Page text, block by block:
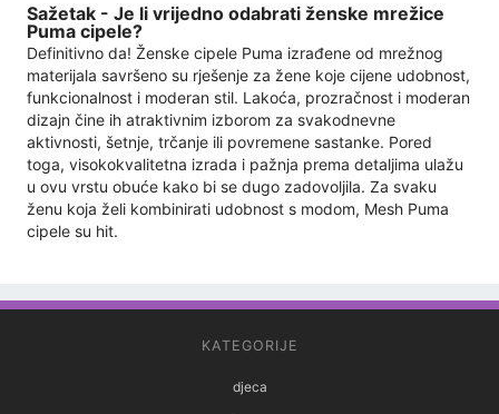
Sažetak - Je li vrijedno odabrati ženske mrežice
Puma cipele?
Definitivno da! Ženske cipele Puma izrađene od mrežnog
materijala savršeno su rješenje za žene koje cijene udobnost,
funkcionalnost i moderan stil. Lakoća, prozračnost i moderan
dizajn čine ih atraktivnim izborom za svakodnevne
aktivnosti, šetnje, trčanje ili povremene sastanke. Pored
toga, visokokvalitetna izrada i pažnja prema detaljima ulažu
u ovu vrstu obuće kako bi se dugo zadovoljila. Za svaku
ženu koja želi kombinirati udobnost s modom, Mesh Puma
cipele su hit.
KATEGORIJE
djeca